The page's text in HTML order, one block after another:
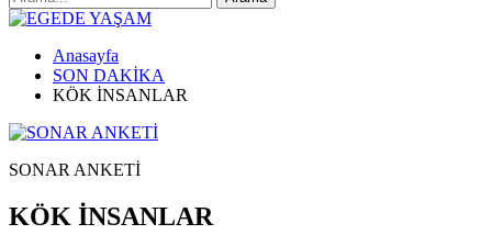
Anasayfa
SON DAKİKA
KÖK İNSANLAR
SONAR ANKETİ
KÖK İNSANLAR